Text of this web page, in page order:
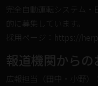
完全⾃動運転システム・
的に募集しています。
採⽤ページ： https://
報道機関から
広報担当（田中・小野